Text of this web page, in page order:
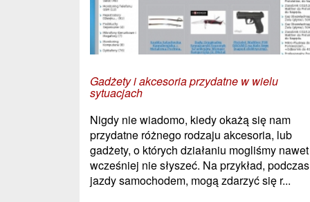
Gadżety i akcesoria przydatne w wielu
sytuacjach
Nigdy nie wiadomo, kiedy okażą się nam
przydatne różnego rodzaju akcesoria, lub
gadżety, o których działaniu mogliśmy nawet
wcześniej nie słyszeć. Na przykład, podczas
jazdy samochodem, mogą zdarzyć się r...